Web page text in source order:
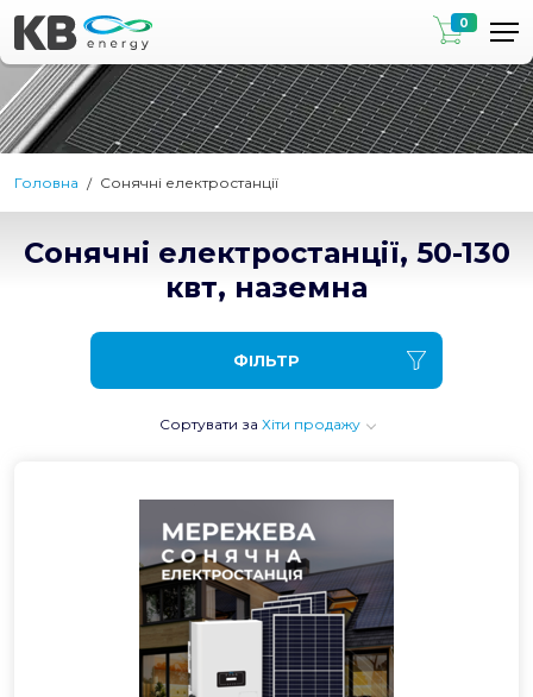
0
Головна Сонячні електростанції
Сонячні електростанції, 50-130
квт, наземна
ФІЛЬТР
Сортувати за Хіти продажу